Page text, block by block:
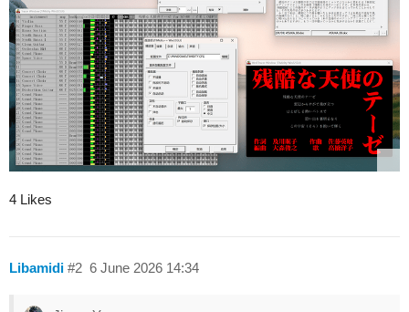
4 Likes
Libamidi 6 June 2026 14:34
#2